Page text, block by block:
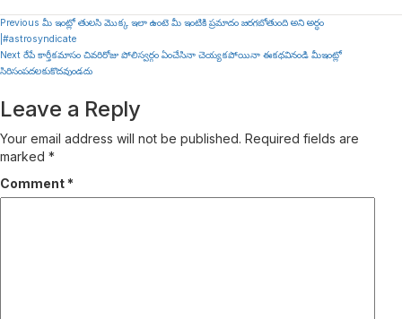
Continue
Reading
Previous మీ ఇంట్లో తులసి మొక్క ఇలా ఉంటె మీ ఇంటికి ప్రమాదం జరగబోతుంది అని అర్ధం
|#astrosyndicate
Next రేపే కార్తీకమాసం చివరిరోజు పోలిస్వర్గం ఏంచేసినా చెయ్యకపోయినా ఈకథవినండి మీఇంట్లో
సిరిసంపదలకుకొదవుండదు
Leave a Reply
Your email address will not be published. Required fields are
marked *
Comment *